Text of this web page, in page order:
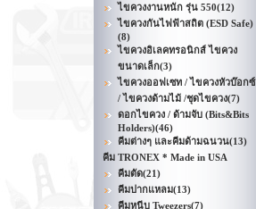
ไขควงงานหนัก รุ่น 550(12)
ไขควงกันไฟฟ้าสถิต (ESD Safe)
(8)
ไขควงอิเลคทรอนิกส์ ไขควง
ขนาดเล็ก(3)
ไขควงออฟเซท / ไขควงหัวบ๊อกซ์
/ ไขควงด้ามไม้ /ชุดไขควง(7)
ดอกไขควง / ด้ามจับ (Bits&Bits
Holders)(46)
คีมต่างๆ และคีมด้ามฉนวน(13)
คีม TRONEX * Made in USA
คีมตัด(21)
คีมปากแหลม(13)
คีมหนีบ Tweezers(7)